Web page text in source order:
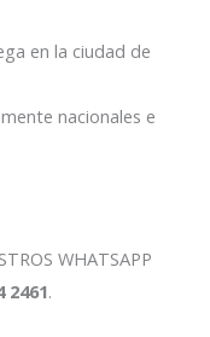
en la ciudad de
nacionales e
WHATSAPP
2461.